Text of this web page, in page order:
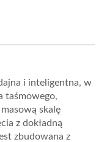
i inteligentna, w
taśmowego,
skalę
z dokładną
zbudowana z